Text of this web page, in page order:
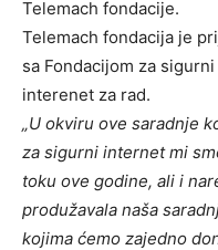
Telemach fondacije.
Telemach fondacija je
sa Fondacijom za
interenet za rad.
„U okviru ove saradnje
za sigurni internet mi
toku ove godine, ali i
produžavala naša
kojima ćemo zajedno